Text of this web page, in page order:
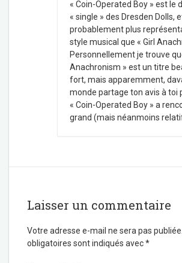
« Coin-Operated Boy » est le
« single » des Dresden Dolls,
probablement plus
style musical que « Girl
Personnellement je trouve
Anachronism » est un titre
fort, mais apparemment,
monde partage ton avis à toi
« Coin-Operated Boy » a
grand (mais néanmoins
Laisser un commentaire
Votre adresse e-mail ne sera pas publiée.
obligatoires sont indiqués avec*